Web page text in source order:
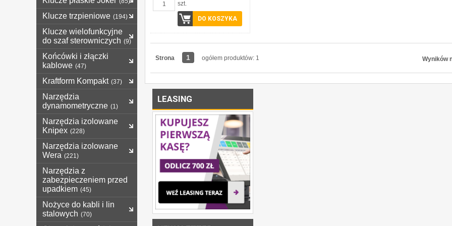
Klucze trzpieniowe (194)
Klucze wielofunkcyjne
do szaf sterowniczych (9)
Końcówki i złączki
kablowe (47)
Kraftform Kompakt (37)
Narzędzia
dynamometryczne (1)
Narzędzia izolowane
Knipex (228)
Narzędzia izolowane
Wera (221)
Narzędzia z
zabezpieczeniem przed
upadkiem (45)
Nożyce do kabli i lin
stalowych (70)
szt.
DO KOSZYKA
Strona 1 ogółem produktów: 1 Wyników
LEASING